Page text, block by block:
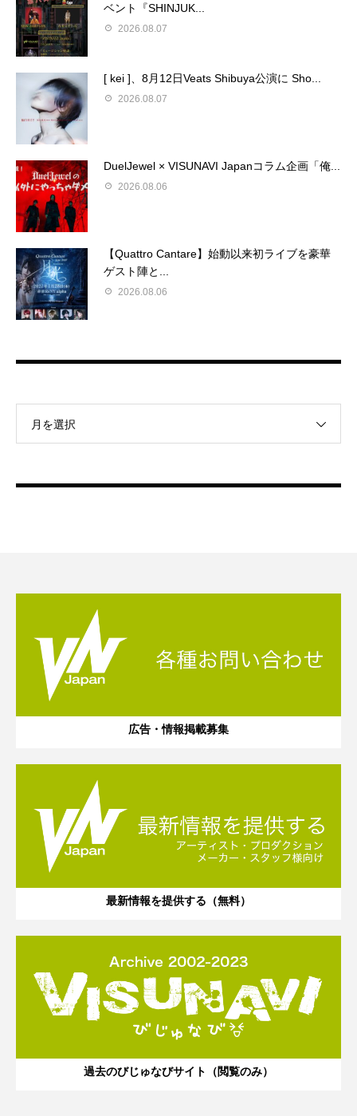
ベント『SHINJUK...
2026.08.07
[ kei ]、8月12日Veats Shibuya公演に Sho...
2026.08.07
DuelJewel × VISUNAVI Japanコラム企画「俺...
2026.08.06
【Quattro Cantare】始動以来初ライブを豪華
ゲスト陣と...
2026.08.06
月を選択
広告・情報掲載募集
最新情報を提供する（無料）
過去のびじゅなびサイト（閲覧のみ）